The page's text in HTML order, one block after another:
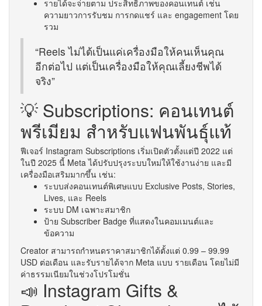
รายได้จะจ่ายตาม ประสิทธิภาพของคอนเทนต์ เช่น
ความยาวการรับชม การกดแชร์ และ engagement โดย
รวม
“Reels ไม่ได้เป็นแค่เครื่องมือให้คนเห็นคุณ
อีกต่อไป แต่เป็นเครื่องมือให้คุณเลี้ยงชีพได้
จริง”
💡 Subscriptions: คอนเทนต์
พรีเมียม สำหรับแฟนพันธุ์แท้
ฟีเจอร์ Instagram Subscriptions เริ่มเปิดตัวตั้งแต่ปี 2022 แต่
ในปี 2025 นี้ Meta ได้ปรับปรุงระบบใหม่ให้ใช้งานง่าย และมี
เครื่องมือเสริมมากขึ้น เช่น:
ระบบส่งคอนเทนต์พิเศษแบบ Exclusive Posts, Stories,
Lives, และ Reels
ระบบ DM เฉพาะสมาชิก
ป้าย Subscriber Badge ที่แสดงในคอมเมนต์และ
ข้อความ
Creator สามารถกำหนดราคาสมาชิกได้ตั้งแต่ 0.99 – 99.99
USD ต่อเดือน และรับรายได้จาก Meta แบบ รายเดือน โดยไม่มี
ค่าธรรมเนียมในช่วงโปรโมชั่น
📣 Instagram Gifts &